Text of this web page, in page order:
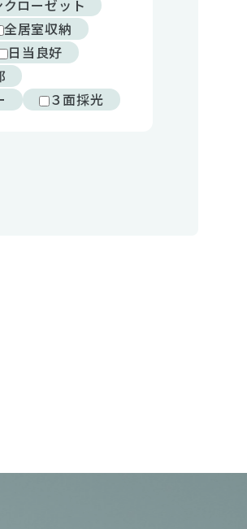
ローゼット
全居室収納
日当良好
３面採光